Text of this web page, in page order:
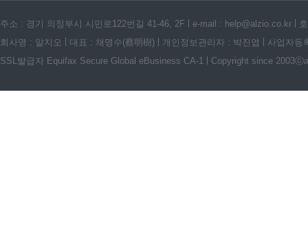
주소 : 경기 의정부시 시민로122번길 41-46, 2F e-mail : help@alzio.co.kr
회사명 : 알지오
대표 : 채명수(蔡明樹) 개인정보관리자 : 박진엽
사업자등
SSL발급자 Equifax Secure Global eBusiness CA-1
Copyright since